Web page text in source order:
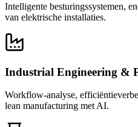
Intelligente besturingssystemen,
van elektrische installaties.
Industrial Engineering &
Workflow-analyse,
lean manufacturing met AI.